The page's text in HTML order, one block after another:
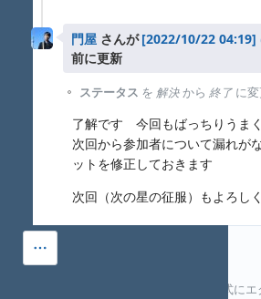
門屋 さんが
前に更新
ステータス を 解決から 終了 に
了解です 今回もばっちりうま
次回から参加者について漏れが
ットを修正しておきます
次回（次の星の征服）もよろし
他の形式に